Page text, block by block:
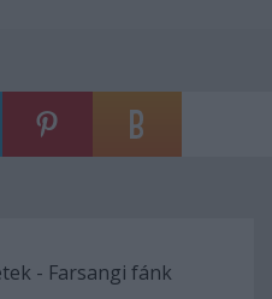
- Farsangi fánk